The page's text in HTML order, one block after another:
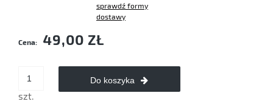
Cena nie zawiera ewentualnych kosztów płatności
sprawdź formy
dostawy
Cena: 49,00 ZŁ
szt.
Do koszyka